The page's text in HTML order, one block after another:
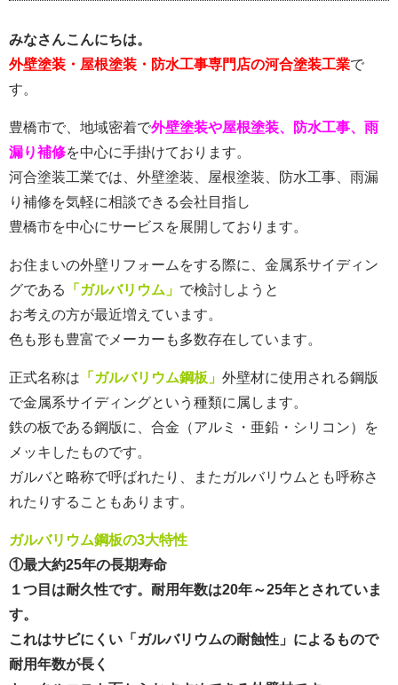
みなさんこんにちは。
外壁塗装・屋根塗装・防水工事専門店の河合塗装工業で
す。
豊橋市で、地域密着で外壁塗装や屋根塗装、防水工事、雨
漏り補修を中心に手掛けております。
河合塗装工業では、外壁塗装、屋根塗装、防水工事、雨漏
り補修を気軽に相談できる会社目指し
豊橋市を中心にサービスを展開しております。
お住まいの外壁リフォームをする際に、金属系サイディン
グである
「ガルバリウム」 で検討しようと
お考えの方が最近増えています。
色も形も豊富でメーカーも多数存在しています。
正式名称は 「ガルバリウム鋼板」 外壁材に使用される鋼版
で金属系サイディングという種類に属します。
鉄の板である鋼版に、合金（アルミ・亜鉛・シリコン）を
メッキしたものです。
ガルバと略称で呼ばれたり、またガルバリウムとも呼称さ
れたりすることもあります。
ガルバリウム鋼板の3大特性
①最大約25年の長期寿命
１つ目は耐久性です。耐用年数は20年～25年とされていま
す。
これはサビにくい「ガルバリウムの耐蝕性」によるもので
耐用年数が長く